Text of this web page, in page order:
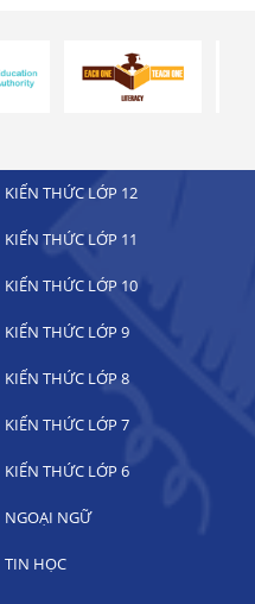
KIẾN THỨC LỚP 12
KIẾN THỨC LỚP 11
KIẾN THỨC LỚP 10
KIẾN THỨC LỚP 9
KIẾN THỨC LỚP 8
KIẾN THỨC LỚP 7
KIẾN THỨC LỚP 6
NGOẠI NGỮ
TIN HỌC